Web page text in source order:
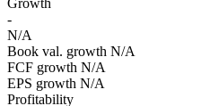
Growth
-
N/A
Book val. growth N/A
FCF growth N/A
EPS growth N/A
Profitability